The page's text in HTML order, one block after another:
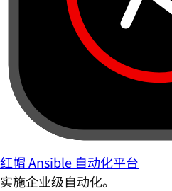
红帽 Ansible 自动化平台
实施企业级自动化。